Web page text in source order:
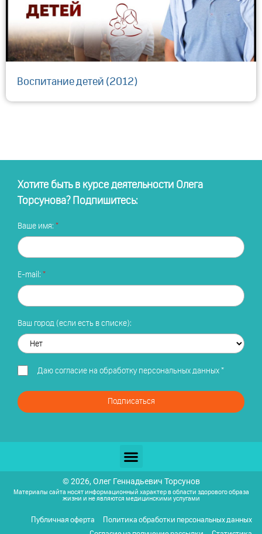
Воспитание детей (2012)
Хотите быть в курсе деятельности Олега
Торсунова? Подпишитесь:
Ваше имя:
E-mail:
Ваш город (если есть в списке):
Даю согласие на обработку персональных данных*
Подписаться
© 2026, Олег Геннадьевич Торсунов
Материалы сайта носят информационный характер в области здорового образа
жизни и не являются медицинскими услугами
Публичная оферта
Политика обработки персональных данных